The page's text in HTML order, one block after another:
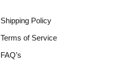
Shipping Policy
Terms of Service
FAQ’s